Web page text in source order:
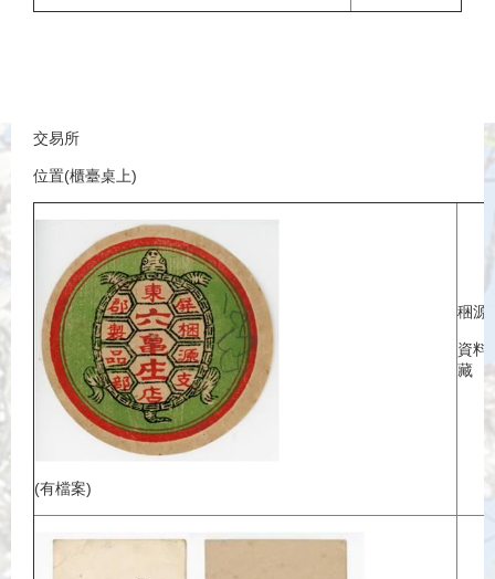
交易所
位置(櫃臺桌上)
(有檔案)
稇源
資料
藏